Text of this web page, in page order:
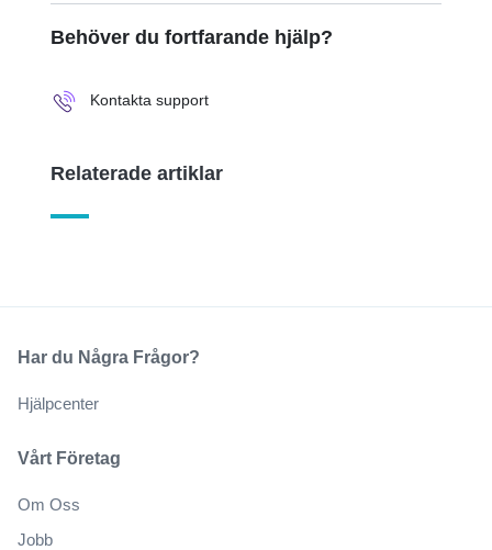
Behöver du fortfarande hjälp?
Kontakta support
Relaterade artiklar
Vårt Företag
Om Oss
Jobb
Har du Några Frågor?
Hjälpcenter